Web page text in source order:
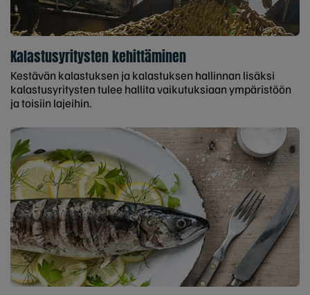
Kalastusyritysten kehittäminen
Kestävän kalastuksen ja kalastuksen hallinnan lisäksi
kalastusyritysten tulee hallita vaikutuksiaan ympäristöön
ja toisiin lajeihin.